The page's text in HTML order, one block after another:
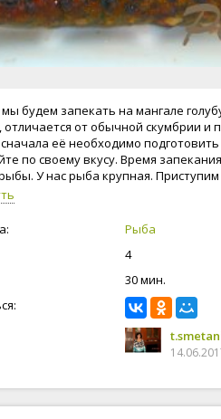
будем запекать на мангале
отличается от обычной скумбрии и
её необходимо
по своему вкусу. Время
У нас рыба крупная.
Рыба
4
30 мин.